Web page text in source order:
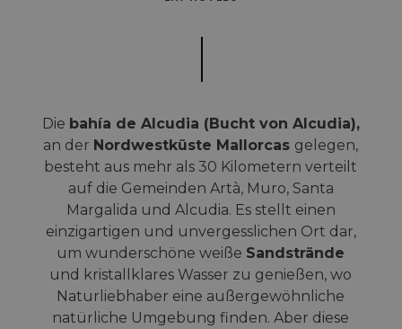
Die bahía de Alcudia (Bucht von Alcudia),
an der Nordwestküste Mallorcas gelegen,
besteht aus mehr als 30 Kilometern verteilt
auf die Gemeinden Artà, Muro, Santa
Margalida und Alcudia. Es stellt einen
einzigartigen und unvergesslichen Ort dar,
um wunderschöne weiße Sandstrände
und kristallklares Wasser zu genießen, wo
Naturliebhaber eine außergewöhnliche
natürliche Umgebung finden. Aber diese